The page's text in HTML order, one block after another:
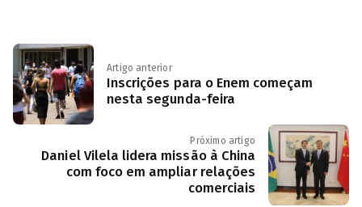
Artigo anterior
Inscrições para o Enem começam
nesta segunda-feira
Próximo artigo
Daniel Vilela lidera missão à China
com foco em ampliar relações
comerciais